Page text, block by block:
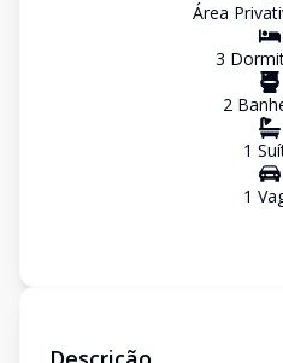
Área
3
2
1
1